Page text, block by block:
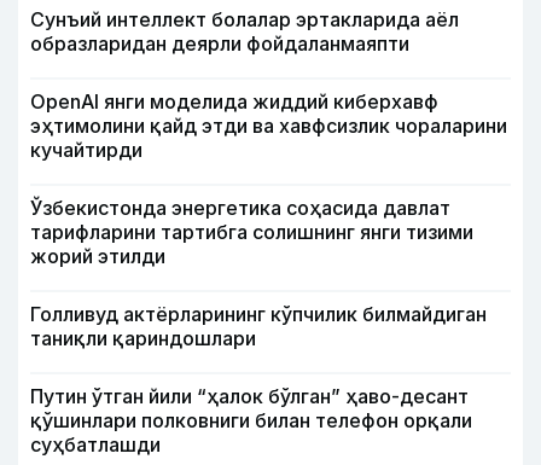
Сунъий интеллект болалар эртакларида аёл
образларидан деярли фойдаланмаяпти
OpenAI янги моделида жиддий киберхавф
эҳтимолини қайд этди ва хавфсизлик чораларини
кучайтирди
Ўзбекистонда энергетика соҳасида давлат
тарифларини тартибга солишнинг янги тизими
жорий этилди
Голливуд актёрларининг кўпчилик билмайдиган
таниқли қариндошлари
Путин ўтган йили “ҳалок бўлган” ҳаво-десант
қўшинлари полковниги билан телефон орқали
суҳбатлашди